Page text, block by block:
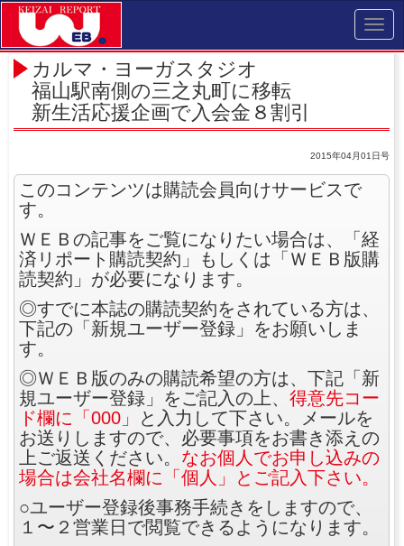
カルマ・ヨーガスタジオ
福山駅南側の三之丸町に移転
新生活応援企画で入会金８割引
2015年04月01日号
このコンテンツは購読会員向けサービスで
す。
ＷＥＢの記事をご覧になりたい場合は、「経
済リポート購読契約」もしくは「ＷＥＢ版購
読契約」が必要になります。
◎すでに本誌の購読契約をされている方は、
下記の「新規ユーザー登録」をお願いしま
す。
◎ＷＥＢ版のみの購読希望の方は、下記「新
規ユーザー登録」をご記入の上、 得意先コー
ド欄に「000」
と入力して下さい。メールを
お送りしますので、必要事項をお書き添えの
上ご返送ください。 なお個人でお申し込みの
場合は会社名欄に「個人」とご記入下さい。
○ユーザー登録後事務手続きをしますので、
１〜２営業日で閲覧できるようになります。